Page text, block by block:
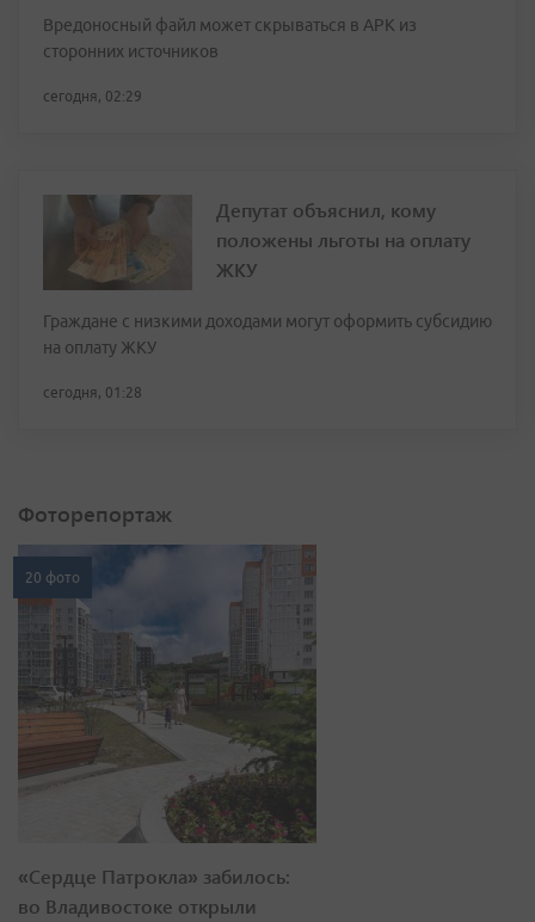
Вредоносный файл может скрываться в APK из
сторонних источников
сегодня, 02:29
Депутат объяснил, кому
положены льготы на оплату
ЖКУ
Граждане с низкими доходами могут оформить субсидию
на оплату ЖКУ
сегодня, 01:28
Фоторепортаж
20 фото
«Сердце Патрокла» забилось:
во Владивостоке открыли